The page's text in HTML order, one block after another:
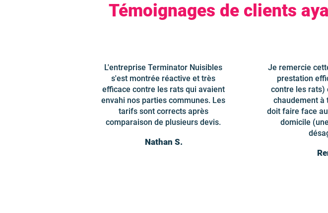
Témoignages de clients
L'entreprise Terminator Nuisibles
s'est montrée réactive et très
efficace contre les rats qui avaient
envahi nos parties communes. Les
tarifs sont corrects après
comparaison de plusieurs devis.
Nathan S.
Je remercie
prestation
contre les rats)
chaudement à
doit faire face
domicile